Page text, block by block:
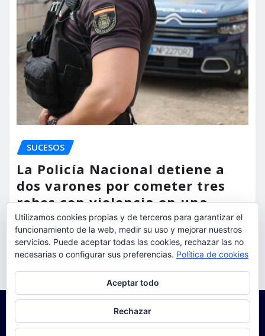
SUCESOS
La Policía Nacional detiene a
dos varones por cometer tres
robos con violencia en una
misma mañana
torrent al dia Ago 7, 2026
Utilizamos cookies propias y de terceros para garantizar el
funcionamiento de la web, medir su uso y mejorar nuestros
servicios. Puede aceptar todas las cookies, rechazar las no
necesarias o configurar sus preferencias. Política de cookies
Aceptar todo
Rechazar
Para obtener más información, incluido cómo gestionar las cookies,